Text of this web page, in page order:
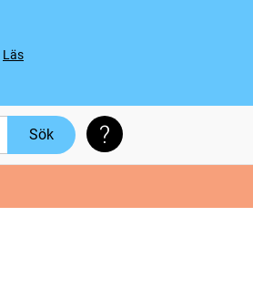
Läs
Sök Söktips